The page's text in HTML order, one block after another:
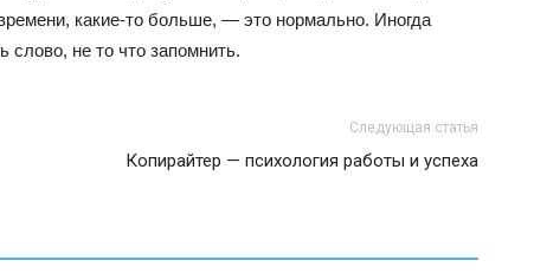
какие-то больше, — это нормально. Иногда
слово, не то что запомнить.
Следующая статья
Копирайтер — психология работы и успеха